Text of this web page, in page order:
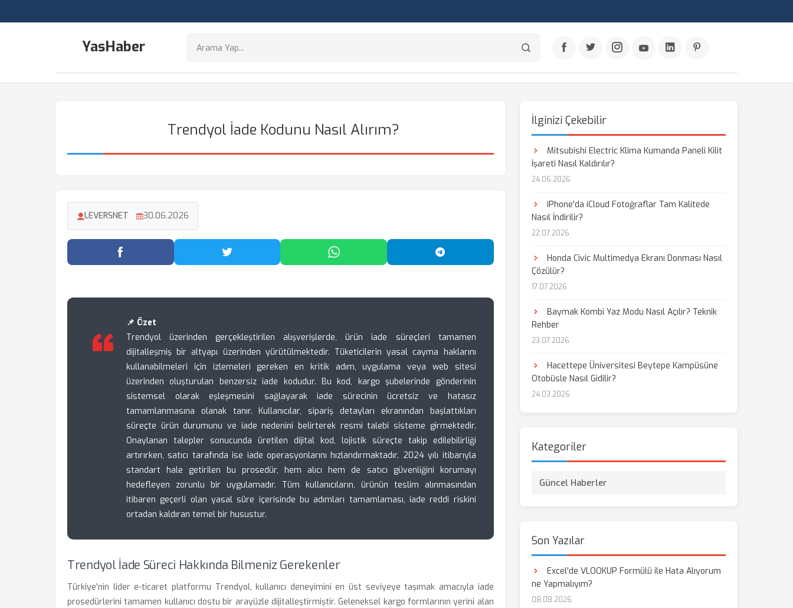
YasHaber
Trendyol İade Kodunu Nasıl Alırım?
LEVERSNET 30.06.2026
Facebook'ta Paylaş Twitter'da Paylaş WhatsApp'ta Paylaş Telegram'da Paylaş
📌 Özet
Trendyol üzerinden gerçekleştirilen alışverişlerde, ürün iade süreçleri tamamen
dijitalleşmiş bir altyapı üzerinden yürütülmektedir. Tüketicilerin yasal cayma haklarını
kullanabilmeleri için izlemeleri gereken en kritik adım, uygulama veya web sitesi
üzerinden oluşturulan benzersiz iade kodudur. Bu kod, kargo şubelerinde gönderinin
sistemsel olarak eşleşmesini sağlayarak iade sürecinin ücretsiz ve hatasız
tamamlanmasına olanak tanır. Kullanıcılar, sipariş detayları ekranından başlattıkları
süreçte ürün durumunu ve iade nedenini belirterek resmi talebi sisteme girmektedir.
Onaylanan talepler sonucunda üretilen dijital kod, lojistik süreçte takip edilebilirliği
artırırken, satıcı tarafında ise iade operasyonlarını hızlandırmaktadır. 2024 yılı itibarıyla
standart hale getirilen bu prosedür, hem alıcı hem de satıcı güvenliğini korumayı
hedefleyen zorunlu bir uygulamadır. Tüm kullanıcıların, ürünün teslim alınmasından
itibaren geçerli olan yasal süre içerisinde bu adımları tamamlaması, iade reddi riskini
ortadan kaldıran temel bir husustur.
Trendyol İade Süreci Hakkında Bilmeniz Gerekenler
Türkiye'nin lider e-ticaret platformu Trendyol, kullanıcı deneyimini en üst seviyeye taşımak amacıyla iade
prosedürlerini tamamen kullanıcı dostu bir arayüzle dijitalleştirmiştir. Geleneksel kargo formlarının yerini alan
İlginizi Çekebilir
Mitsubishi Electric Klima Kumanda Paneli Kilit
İşareti Nasıl Kaldırılır?
24.06.2026
iPhone'da iCloud Fotoğraflar Tam Kalitede
Nasıl İndirilir?
22.07.2026
Honda Civic Multimedya Ekranı Donması Nasıl
Çözülür?
17.07.2026
Baymak Kombi Yaz Modu Nasıl Açılır? Teknik
Rehber
23.07.2026
Hacettepe Üniversitesi Beytepe Kampüsüne
Otobüsle Nasıl Gidilir?
24.03.2026
Kategoriler
Güncel Haberler
Son Yazılar
Excel'de VLOOKUP Formülü ile Hata Alıyorum
ne Yapmalıyım?
08.08.2026